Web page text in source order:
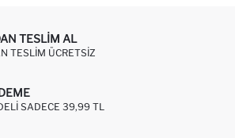
TESLIM AL
TESLIM ÜCRETSIZ
SADECE 39,99 TL